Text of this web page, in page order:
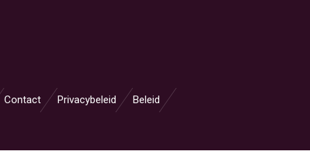
Contact Privacybeleid Beleid